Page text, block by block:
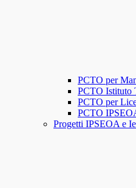
PCTO per
PCTO Istituto
PCTO per
PCTO
Progetti IPSEOA e